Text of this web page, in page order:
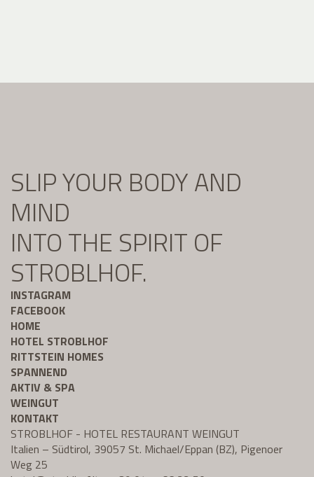
SLIP YOUR BODY AND
MIND
INTO THE SPIRIT OF
STROBLHOF.
INSTAGRAM
FACEBOOK
HOME
HOTEL STROBLHOF
RITTSTEIN HOMES
SPANNEND
AKTIV & SPA
WEINGUT
KONTAKT
STROBLHOF - HOTEL RESTAURANT WEINGUT
Italien – Südtirol, 39057 St. Michael/Eppan (BZ), Pigenoer
Weg 25